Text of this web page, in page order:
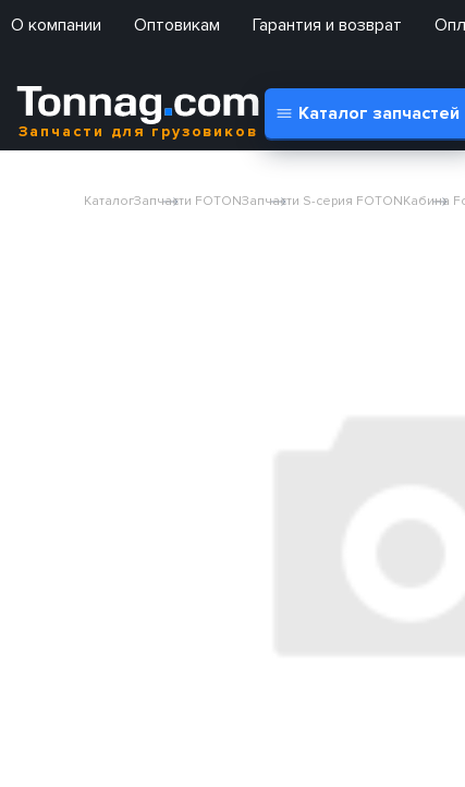
О компании Оптовикам Гарантия и возврат
Запчасти для грузовиков
Каталог запчастей
КаталогЗапчасти FOTONЗапчасти S-серия FOTONКабина